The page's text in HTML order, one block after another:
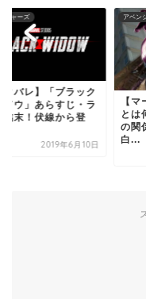
ジャーズ
ーベル】ヴィジョン
何者？ジャービスと
アベン
【フ
フ
すじ